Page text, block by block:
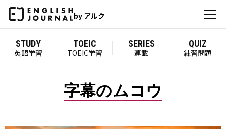
by アルク
STUDY
英語学習
TOEIC
TOEIC学習
SERIES
連載
QUIZ
練習問題
字幕のムコウ